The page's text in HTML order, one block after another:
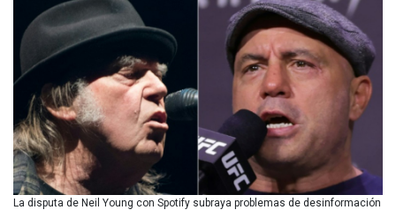
BND 1.48134
BOB 13.739681
BRL 5.892665
BSD 1.156009
BTN 110.002458
BWP 15.603659
BYN 3.442252
BYR 22660.520413
BZD 2.324924
CAD 1.611493
CDF 2615.791646
La disputa de Neil Young con Spotify subraya problemas de desinformación